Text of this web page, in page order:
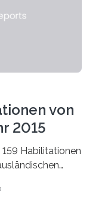
von
2015
159 Habilitationen
beendet.